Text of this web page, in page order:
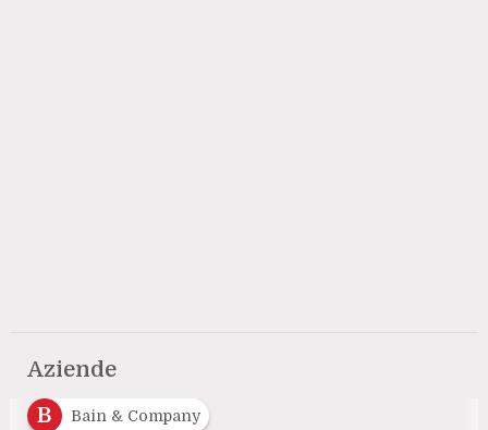
Aziende
B
Bain & Company